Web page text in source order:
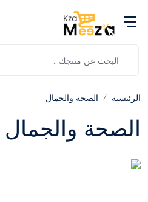
الرئيسية الصحة والجمال
الصحة والجمال